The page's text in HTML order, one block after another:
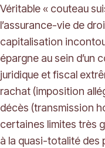
Véritable « couteau
l’assurance-vie de
capitalisation
épargne au sein d’un
juridique et fiscal
rachat (imposition
décès (transmission
certaines limites très
à la quasi-totalité des